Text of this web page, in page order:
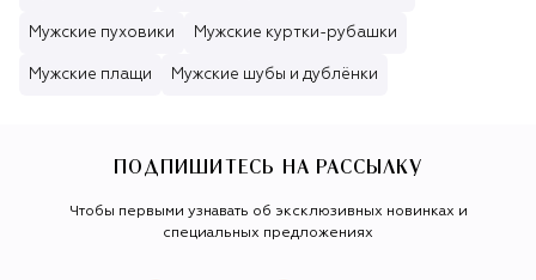
Мужские пуховики Мужские куртки-рубашки
Мужские плащи Мужские шубы и дублёнки
ПОДПИШИТЕСЬ НА РАССЫЛКУ
Чтобы первыми узнавать об эксклюзивных новинках и
специальных предложениях